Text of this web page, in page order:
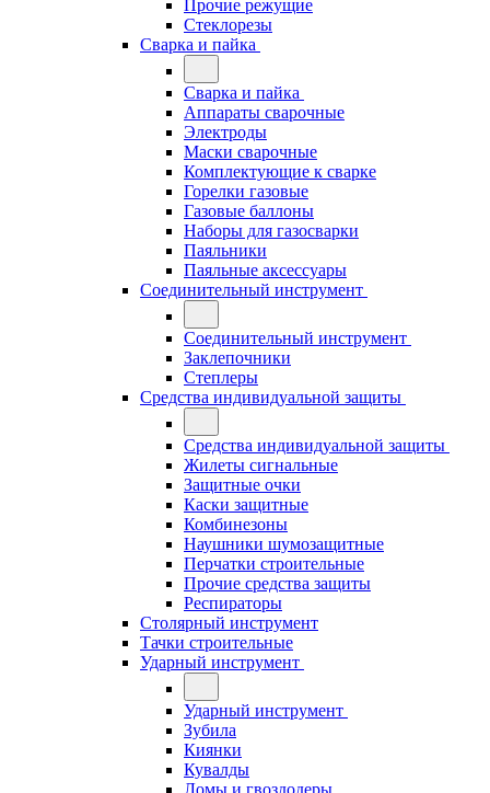
Прочие режущие
Стеклорезы
Сварка и пайка
Сварка и пайка
Аппараты сварочные
Электроды
Маски сварочные
Комплектующие к сварке
Горелки газовые
Газовые баллоны
Наборы для газосварки
Паяльники
Паяльные аксессуары
Соединительный инструмент
Соединительный инструмент
Заклепочники
Степлеры
Средства индивидуальной защиты
Средства индивидуальной защиты
Жилеты сигнальные
Защитные очки
Каски защитные
Комбинезоны
Наушники шумозащитные
Перчатки строительные
Прочие средства защиты
Респираторы
Столярный инструмент
Тачки строительные
Ударный инструмент
Ударный инструмент
Зубила
Киянки
Кувалды
Ломы и гвоздодеры